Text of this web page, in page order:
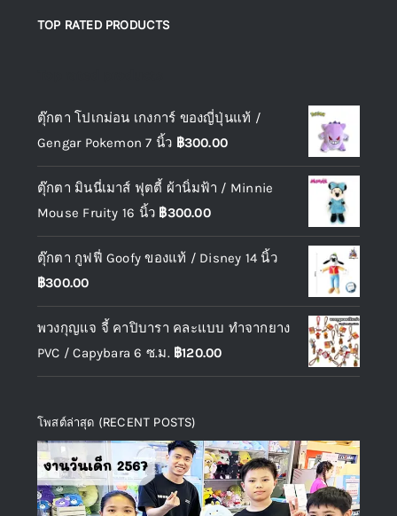
TOP RATED PRODUCTS
ตุ๊กตา โปเกม่อน เกงการ์ ของญี่ปุ่นแท้ /
Gengar Pokemon 7 นิ้ว ฿300.00
ตุ๊กตา มินนี่เมาส์ ฟุตตี้ ผ้านิ่มฟ้า / Minnie
Mouse Fruity 16 นิ้ว ฿300.00
ตุ๊กตา กูฟฟี่ Goofy ของแท้ / Disney 14 นิ้ว
฿300.00
พวงกุญแจ จี้ คาปิบารา คละแบบ ทำจากยาง
PVC / Capybara 6 ซ.ม. ฿120.00
โพสต์ล่าสุด (RECENT POSTS)